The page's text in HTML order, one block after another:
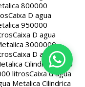
800000
Caixa D agua
950000
Caixa D agua
3000000
Caixa D agua
Cilindrica 2000
litrosCaixa d agua
Metalica Cilindrica